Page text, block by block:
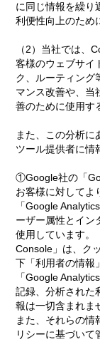
に同じ情報を繰り
利便性向上のため
（2）当社では、
客様のウェブサイ
ク、ルーティング
マンス改善や、当
善のために使用す
また、この分析に
ツール提供者に情
①Google社の「
お客様に対してよ
「Google
ーザー属性とイン
使用しています。
Console」は、ク
下「利用者の情報
「Google
記録、分析された
報は一切含まれま
また、それらの情
リシーに基づいて